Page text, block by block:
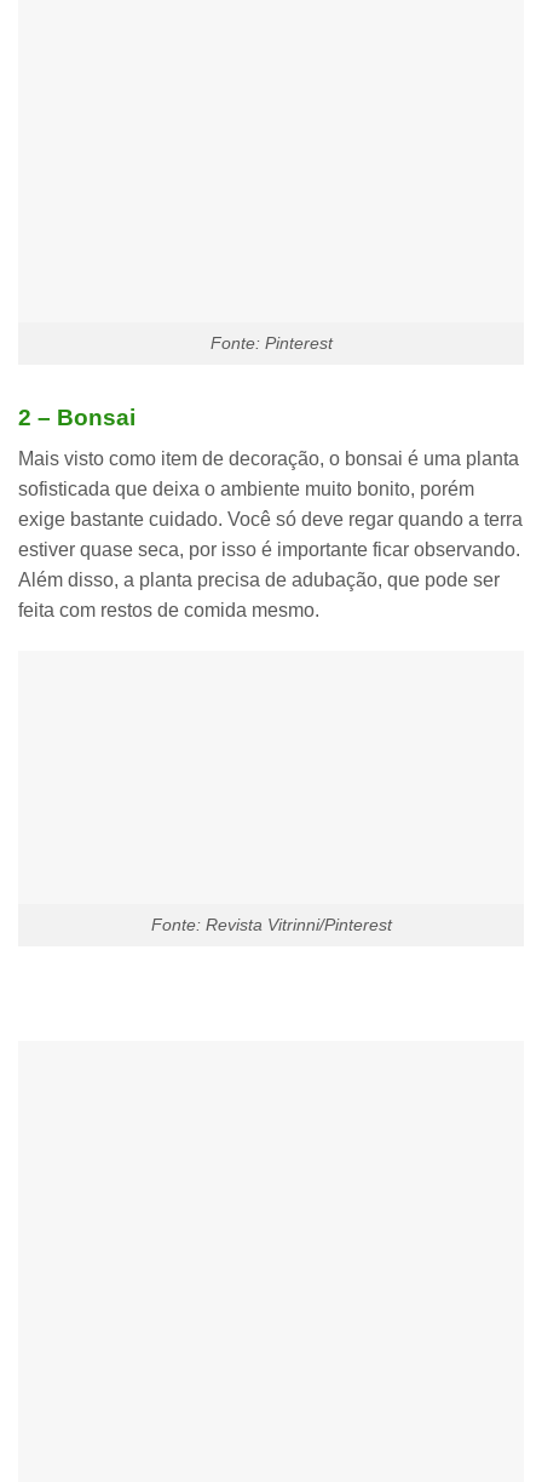
Fonte: Pinterest
2 – Bonsai
Mais visto como item de decoração, o bonsai é uma planta
sofisticada que deixa o ambiente muito bonito, porém
exige bastante cuidado. Você só deve regar quando a terra
estiver quase seca, por isso é importante ficar observando.
Além disso, a planta precisa de adubação, que pode ser
feita com restos de comida mesmo.
Fonte: Revista Vitrinni/Pinterest